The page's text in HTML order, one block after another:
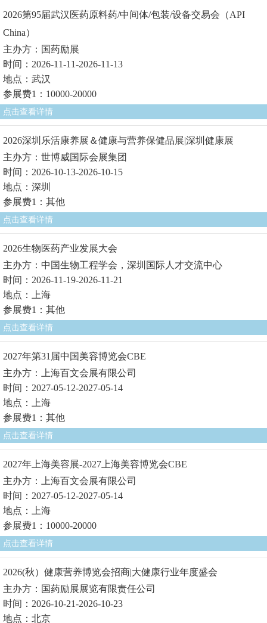
2026第95届武汉医药原料药/中间体/包装/设备交易会（API
China）
主办方：国药励展
时间：2026-11-11-2026-11-13
地点：武汉
参展费1：10000-20000
点击查看详情
2026深圳乐活康养展＆健康与营养保健品展|深圳健康展
主办方：世博威国际会展集团
时间：2026-10-13-2026-10-15
地点：深圳
参展费1：其他
点击查看详情
2026生物医药产业发展大会
主办方：中国生物工程学会，深圳国际人才交流中心
时间：2026-11-19-2026-11-21
地点：上海
参展费1：其他
点击查看详情
2027年第31届中国美容博览会CBE
主办方：上海百文会展有限公司
时间：2027-05-12-2027-05-14
地点：上海
参展费1：其他
点击查看详情
2027年上海美容展-2027上海美容博览会CBE
主办方：上海百文会展有限公司
时间：2027-05-12-2027-05-14
地点：上海
参展费1：10000-20000
点击查看详情
2026(秋）健康营养博览会招商|大健康行业年度盛会
主办方：国药励展展览有限责任公司
时间：2026-10-21-2026-10-23
地点：北京